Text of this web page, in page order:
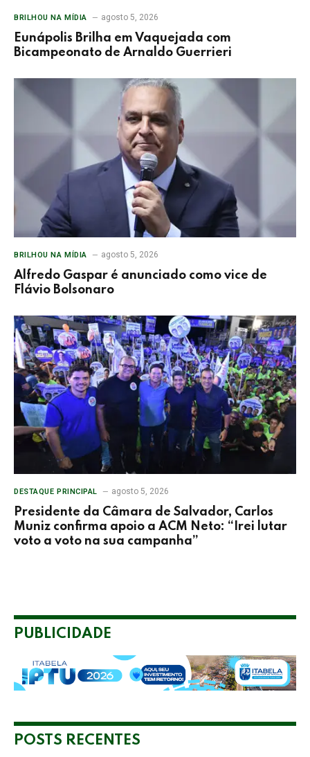
BRILHOU NA MÍDIA agosto 5, 2026
Eunápolis Brilha em Vaquejada com
Bicampeonato de Arnaldo Guerrieri
BRILHOU NA MÍDIA agosto 5, 2026
Alfredo Gaspar é anunciado como vice de
Flávio Bolsonaro
DESTAQUE PRINCIPAL agosto 5, 2026
Presidente da Câmara de Salvador, Carlos
Muniz confirma apoio a ACM Neto: “Irei lutar
voto a voto na sua campanha”
PUBLICIDADE
POSTS RECENTES